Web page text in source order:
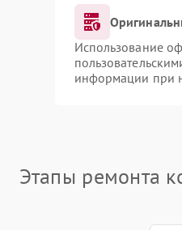
Использование
информации при
Этапы ремонта